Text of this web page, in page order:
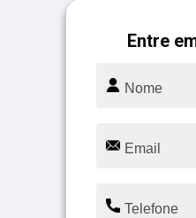
Entre